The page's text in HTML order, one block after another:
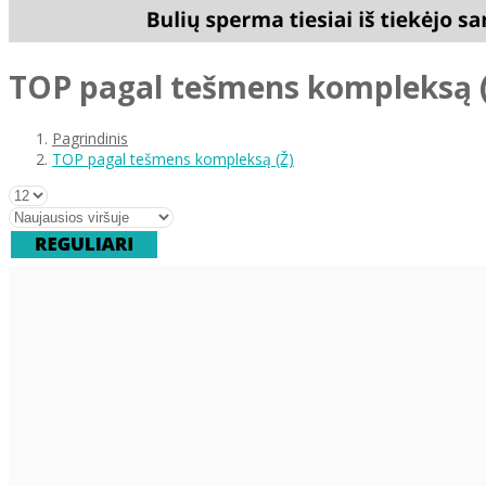
TOP pagal tešmens kompleksą
Pagrindinis
TOP pagal tešmens kompleksą (Ž)